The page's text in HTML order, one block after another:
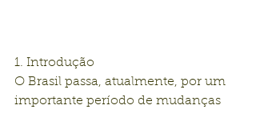
1. Introdução
O Brasil passa, atualmente, por um
importante período de mudanças